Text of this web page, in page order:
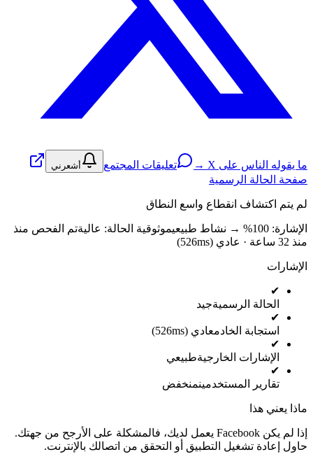
ما يقوله الناس على X → تعليقات المجتمع أشعرني
صفحة الحالة الرسمية
لم يتم اكتشاف انقطاع واسع النطاق
الإشارة: 100% → نشاط طبيعيموثوقية الحالة: عاليةتم الفحص منذ
منذ 32 ساعة · عادي (526ms)
الإشارات
✔
الحالة الرسميةجيد
✔
استجابة الخادمعادي (526ms)
✔
الإشارات الخارجيةطبيعي
✔
تقارير المستخدمينمنخفض
ماذا يعني هذا
إذا لم يكن Facebook يعمل لديك، فالمشكلة على الأرجح من جهتك.
حاول إعادة تشغيل التطبيق أو التحقق من اتصالك بالإنترنت.